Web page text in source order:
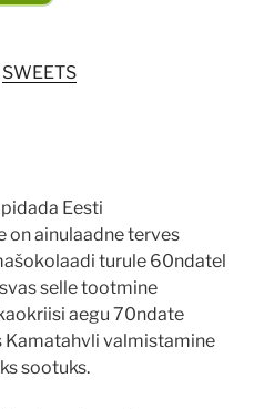
SWEETS
Eesti
on ainulaadne terves
turule 60ndatel
selle tootmine
aegu 70ndate
Kamatahvli valmistamine
sootuks.